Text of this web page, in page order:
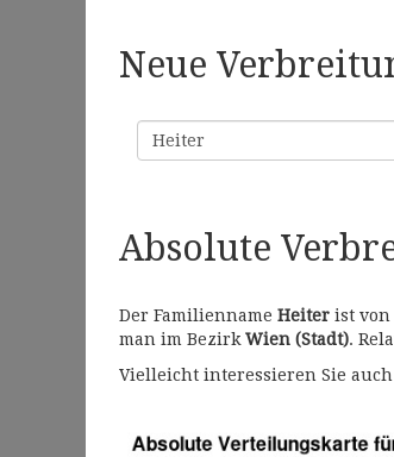
Neue
Familienname
Absolute
Der Familienname Heiter ist von
man im BezirkWien (Stadt).
Vielleicht interessieren Sie